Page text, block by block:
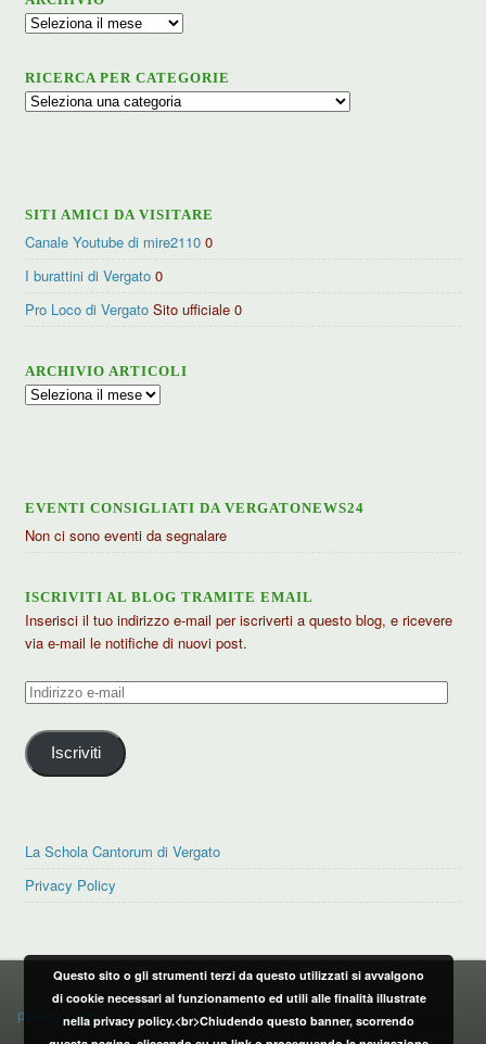
Archivio
RICERCA PER CATEGORIE
Ricerca
SITI AMICI DA VISITARE
Canale Youtube di mire2110 0
I burattini di Vergato 0
Pro Loco di Vergato Sito ufficiale 0
ARCHIVIO ARTICOLI
Archivio
EVENTI CONSIGLIATI DA VERGATONEWS24
Non ci sono eventi da segnalare
ISCRIVITI AL BLOG TRAMITE EMAIL
Inserisci il tuo indirizzo e-mail per iscriverti a questo blog, e ricevere
via e-mail le notifiche di nuovi post.
Indirizzo
mail
Iscriviti
La Schola Cantorum di Vergato
Privacy Policy
PRIVACY POLICY
privacy policy
Questo sito o gli strumenti terzi da questo utilizzati si avvalgono
di cookie necessari al funzionamento ed utili alle finalità illustrate
nella privacy policy.<br>Chiudendo questo banner, scorrendo